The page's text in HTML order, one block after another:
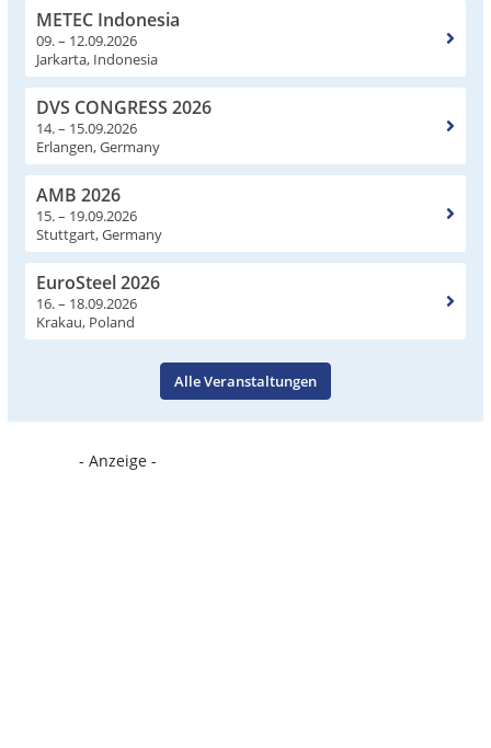
METEC Indonesia
09. – 12.09.2026
Jarkarta, Indonesia
DVS CONGRESS 2026
14. – 15.09.2026
Erlangen, Germany
AMB 2026
15. – 19.09.2026
Stuttgart, Germany
EuroSteel 2026
16. – 18.09.2026
Krakau, Poland
Alle Veranstaltungen
- Anzeige -